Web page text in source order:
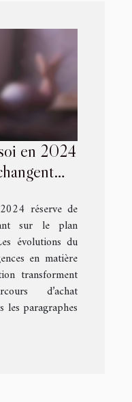
en 2024
réserve de
sur le plan
évolutions du
en matière
transforment
d’achat
les paragraphes